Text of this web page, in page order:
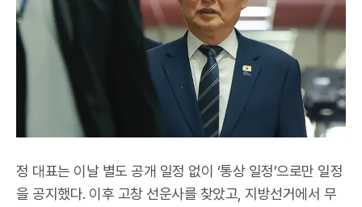
정 대표는 이날 별도 공개 일정 없이 ‘통상 일정’으로만 일정
을 공지했다. 이후 고창 선운사를 찾았고, 지방선거에서 무